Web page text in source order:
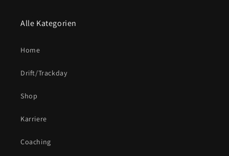
Alle Kategorien
Home
Drift/Trackday
Shop
Karriere
Coaching